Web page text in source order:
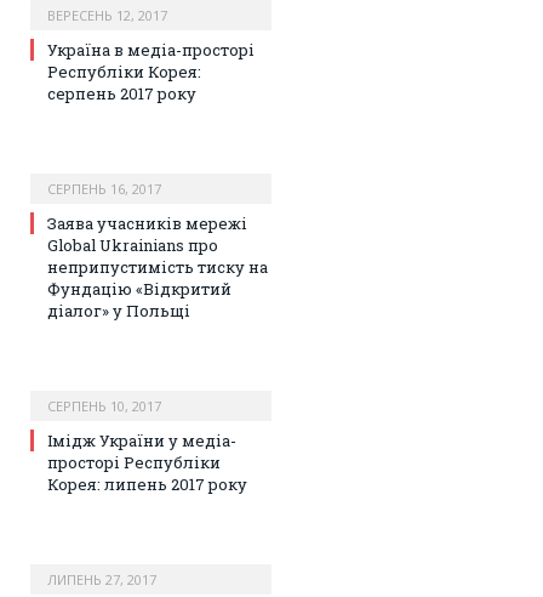
ВЕРЕСЕНЬ 12, 2017
Україна в медіа-просторі
Республіки Корея:
серпень 2017 року
СЕРПЕНЬ 16, 2017
Заява учасників мережі
Global Ukrainians про
неприпустимість тиску на
Фундацію «Відкритий
діалог» у Польщі
СЕРПЕНЬ 10, 2017
Імідж України у медіа-
просторі Республіки
Корея: липень 2017 року
ЛИПЕНЬ 27, 2017